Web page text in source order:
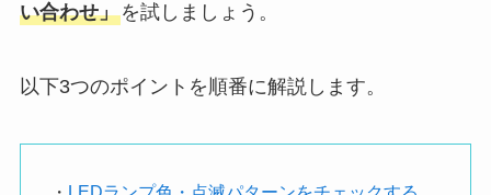
い合わせ」を試しましょう。
以下3つのポイントを順番に解説します。